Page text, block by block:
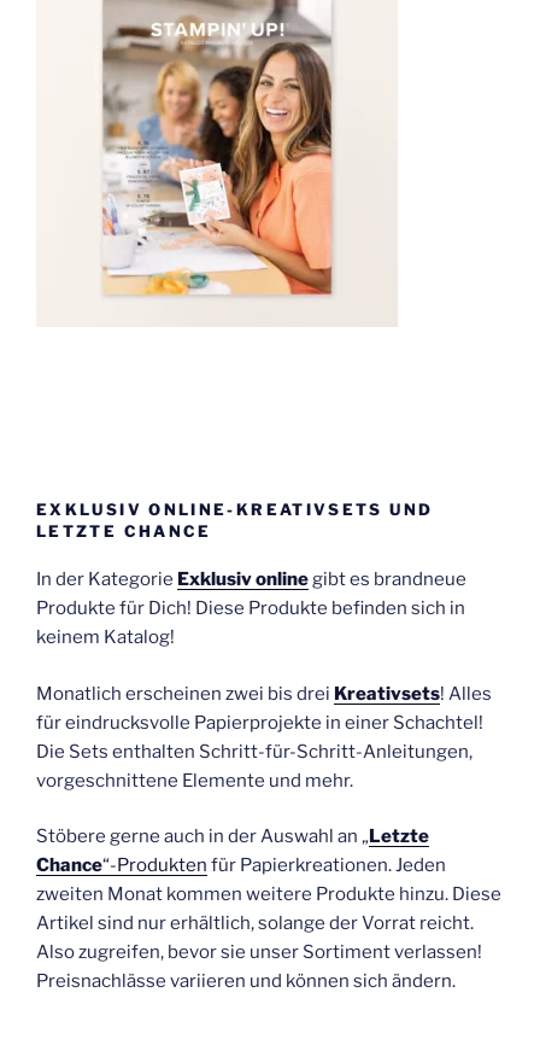
EXKLUSIV ONLINE-KREATIVSETS UND
LETZTE CHANCE
In der Kategorie Exklusiv onlinegibt es brandneue
Produkte für Dich! Diese Produkte befinden sich in
keinem Katalog!
Monatlich erscheinen zwei bis drei Kreativsets! Alles
für eindrucksvolle Papierprojekte in einer Schachtel!
Die Sets enthalten Schritt-für-Schritt-Anleitungen,
vorgeschnittene Elemente und mehr.
Stöbere gerne auch in der Auswahl an „Letzte
Chance“-Produkten für Papierkreationen. Jeden
zweiten Monat kommen weitere Produkte hinzu. Diese
Artikel sind nur erhältlich, solange der Vorrat reicht.
Also zugreifen, bevor sie unser Sortiment verlassen!
Preisnachlässe variieren und können sich ändern.